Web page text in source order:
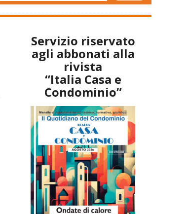
Servizio riservato
agli abbonati alla
rivista
“Italia Casa e
Condominio”